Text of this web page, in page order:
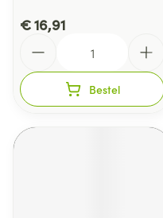
€ 16,91
Bestel